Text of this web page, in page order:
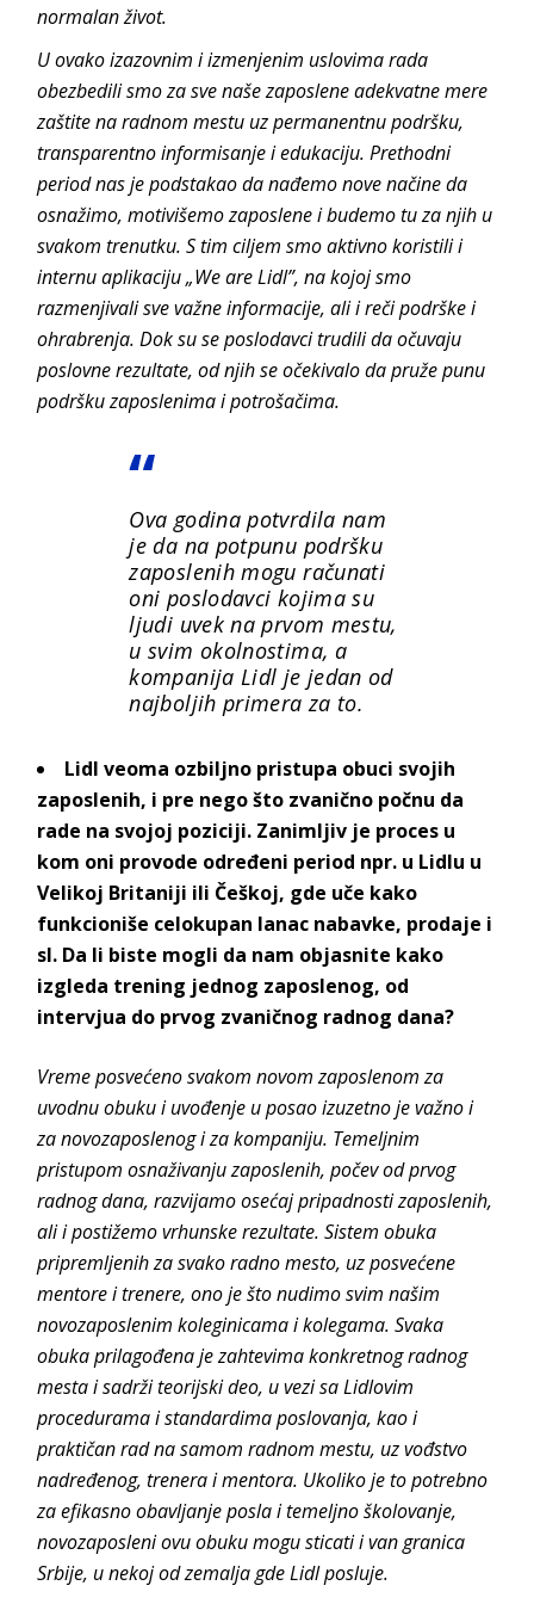
normalan život.
U ovako izazovnim i izmenjenim uslovima rada
obezbedili smo za sve naše zaposlene adekvatne mere
zaštite na radnom mestu uz permanentnu podršku,
transparentno informisanje i edukaciju. Prethodni
period nas je podstakao da nađemo nove načine da
osnažimo, motivišemo zaposlene i budemo tu za njih u
svakom trenutku. S tim ciljem smo aktivno koristili i
internu aplikaciju „We are Lidl”, na kojoj smo
razmenjivali sve važne informacije, ali i reči podrške i
ohrabrenja. Dok su se poslodavci trudili da očuvaju
poslovne rezultate, od njih se očekivalo da pruže punu
podršku zaposlenima i potrošačima.
Ova godina potvrdila nam
je da na potpunu podršku
zaposlenih mogu računati
oni poslodavci kojima su
ljudi uvek na prvom mestu,
u svim okolnostima, a
kompanija Lidl je jedan od
najboljih primera za to.
Lidl veoma ozbiljno pristupa obuci svojih
zaposlenih, i pre nego što zvanično počnu da
rade na svojoj poziciji. Zanimljiv je proces u
kom oni provode određeni period npr. u Lidlu u
Velikoj Britaniji ili Češkoj, gde uče kako
funkcioniše celokupan lanac nabavke, prodaje i
sl. Da li biste mogli da nam objasnite kako
izgleda trening jednog zaposlenog, od
intervjua do prvog zvaničnog radnog dana?
Vreme posvećeno svakom novom zaposlenom za
uvodnu obuku i uvođenje u posao izuzetno je važno i
za novozaposlenog i za kompaniju. Temeljnim
pristupom osnaživanju zaposlenih, počev od prvog
radnog dana, razvijamo osećaj pripadnosti zaposlenih,
ali i postižemo vrhunske rezultate. Sistem obuka
pripremljenih za svako radno mesto, uz posvećene
mentore i trenere, ono je što nudimo svim našim
novozaposlenim koleginicama i kolegama. Svaka
obuka prilagođena je zahtevima konkretnog radnog
mesta i sadrži teorijski deo, u vezi sa Lidlovim
procedurama i standardima poslovanja, kao i
praktičan rad na samom radnom mestu, uz vođstvo
nadređenog, trenera i mentora. Ukoliko je to potrebno
za efikasno obavljanje posla i temeljno školovanje,
novozaposleni ovu obuku mogu sticati i van granica
Srbije, u nekoj od zemalja gde Lidl posluje.